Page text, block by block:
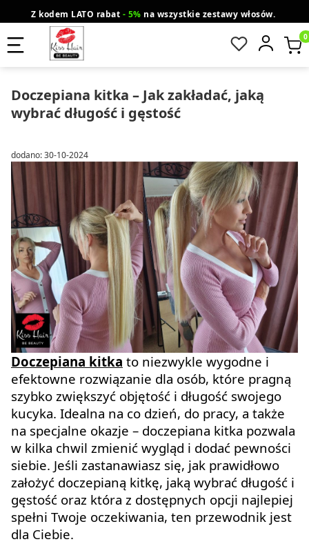
Z kodem LATO rabat - 5% na wszystkie zestawy włosów.
wysyłka gratis od 200 zł Orlen Paczka
Doczepiana kitka – Jak zakładać, jaką
wybrać długość i gęstość
dodano: 30-10-2024
Doczepiana kitka to niezwykle wygodne i
efektowne rozwiązanie dla osób, które pragną
szybko zwiększyć objętość i długość swojego
kucyka. Idealna na co dzień, do pracy, a także
na specjalne okazje – doczepiana kitka pozwala
w kilka chwil zmienić wygląd i dodać pewności
siebie. Jeśli zastanawiasz się, jak prawidłowo
założyć doczepianą kitkę, jaką wybrać długość i
gęstość oraz która z dostępnych opcji najlepiej
spełni Twoje oczekiwania, ten przewodnik jest
dla Ciebie.